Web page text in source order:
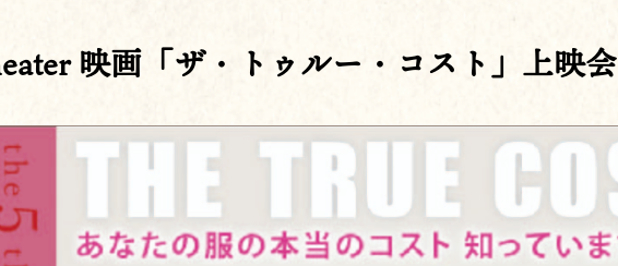
映画「ザ・トゥルー・コスト」上映会